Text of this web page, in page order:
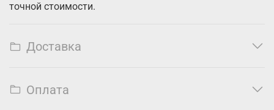
точной стоимости.
Доставка
Оплата